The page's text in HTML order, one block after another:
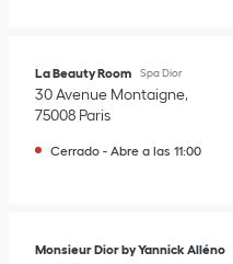
La Beauty Room Spa Dior
30 Avenue Montaigne
75008 Paris
Cerrado - Abre a las 11:00
Monsieur Dior by Yannick Alléno